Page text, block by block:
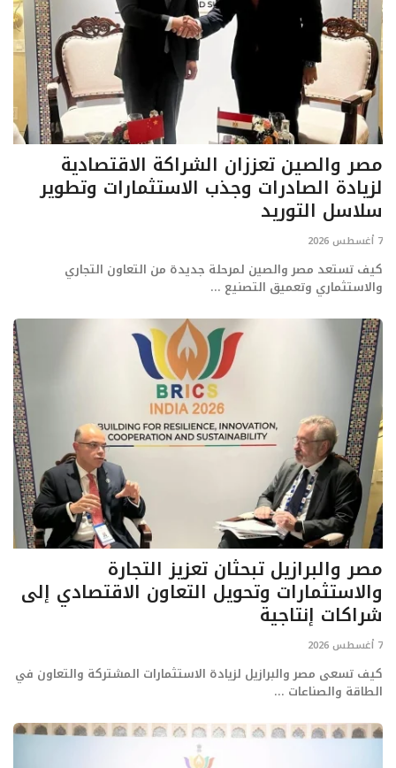
مصر والصين تعززان الشراكة الاقتصادية
لزيادة الصادرات وجذب الاستثمارات وتطوير
سلاسل التوريد
7 أغسطس 2026
كيف تستعد مصر والصين لمرحلة جديدة من التعاون التجاري
والاستثماري وتعميق التصنيع ...
مصر والبرازيل تبحثان تعزيز التجارة
والاستثمارات وتحويل التعاون الاقتصادي إلى
شراكات إنتاجية
7 أغسطس 2026
كيف تسعى مصر والبرازيل لزيادة الاستثمارات المشتركة والتعاون في
الطاقة والصناعات ...